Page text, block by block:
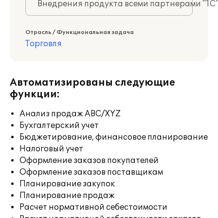
Внедрения продукта всеми партнерами
Отрасль / Функциональная задача
Торговля
Автоматизированы следующие
функции:
Анализ продаж ABC/XYZ
Бухгалтерский учет
Бюджетирование, финансовое планирование
Налоговый учет
Оформление заказов покупателей
Оформление заказов поставщикам
Планирование закупок
Планирование продаж
Расчет нормативной себестоимости